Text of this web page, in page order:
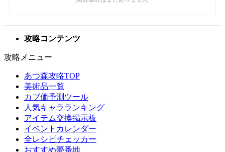
攻略コンテンツ
攻略メニュー
あつ森攻略TOP
美術品一覧
カブ価予測ツール
人気キャラランキング
アイテム交換掲示板
イベントカレンダー
全レシピチェッカー
おすすめ夢番地